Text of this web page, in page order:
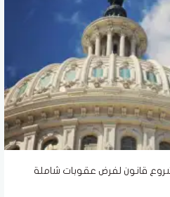
قانون لفرض عقوبات شاملة